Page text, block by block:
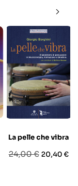
La pelle che vibra
Prezzo
24,00 € Prezzo
20,40 €